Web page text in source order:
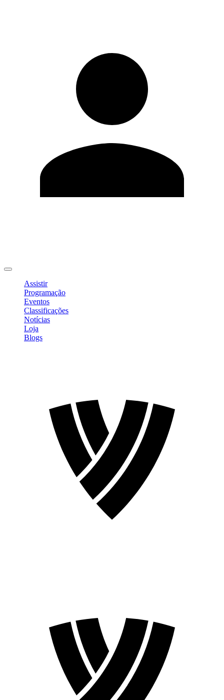
Assistir
Programação
Eventos
Classificações
Notícias
Loja
Blogs